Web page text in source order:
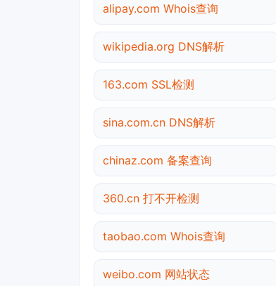
alipay.com Whois查询
wikipedia.org DNS解析
163.com SSL检测
sina.com.cn DNS解析
chinaz.com 备案查询
360.cn 打不开检测
taobao.com Whois查询
weibo.com 网站状态